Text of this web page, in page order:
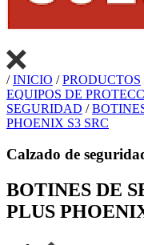
/INICIO /PRODUCTOS
EQUIPOS DE
SEGURIDAD /
PHOENIX S3 SRC
Calzado de
BOTINES DE
PLUS